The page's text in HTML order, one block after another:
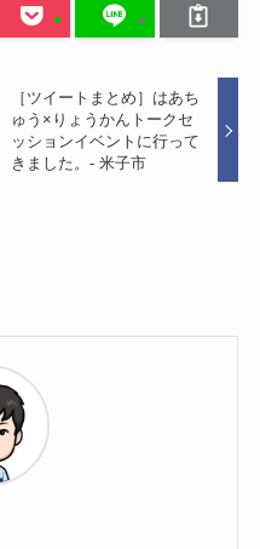
［ツイートまとめ］はあち
ゅう×りょうかんトークセ
ッションイベントに行って
きました。- 米子市